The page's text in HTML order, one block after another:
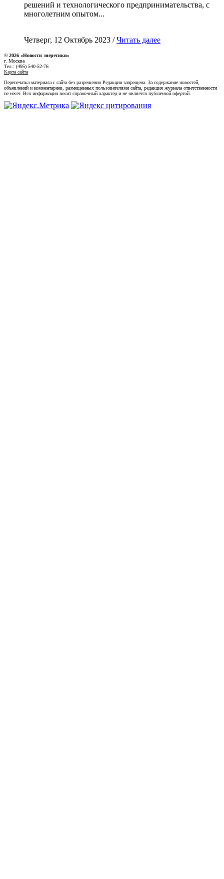
решений и технологического предпринимательства, с
многолетним опытом...
Четверг, 12 Октябрь 2023 /Читать далее
© 2026 «Новости энеретики»
г. Москва
Тел.: (495) 540-52-76
Карта сайта
Перепечатка материала с сайта без разрешения Редакции запрещена. За содержание новостей,
объявлений и комментариев, размещенных пользователями сайта, редакция журнала ответственности
не несет. Вся информация носит справочный характер и не является публичной офертой.